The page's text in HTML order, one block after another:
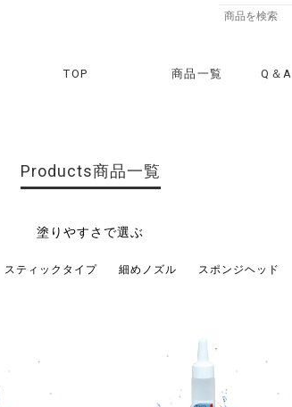
TOP 商品一覧 Q＆A
Products商品一覧
塗りやすさで選ぶ
スティックタイプ 細めノズル スポンジヘッド